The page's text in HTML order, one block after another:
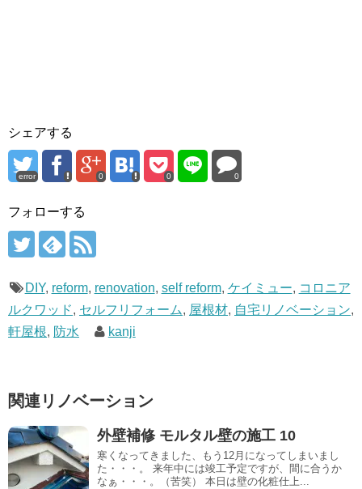
シェアする
error 0 0 0
フォローする
DIY, reform, renovation, self reform, ケイミュー, コロニア
ルクワッド, セルフリフォーム, 屋根材, 自宅リノベーション,
軒屋根, 防水 kanji
関連リノベーション
外壁補修 モルタル壁の施工 10
寒くなってきました、もう12月になってしまいまし
た・・・。 来年中には竣工予定ですが、間に合うか
なぁ・・・。（苦笑） 本日は壁の化粧仕上...